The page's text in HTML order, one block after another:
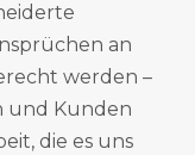
an
werden –
und Kunden
die es uns